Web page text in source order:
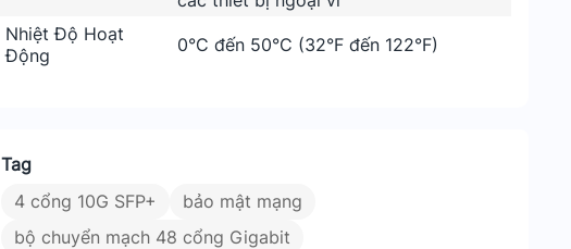
Nhiệt Độ Hoạt
Động
0°C đến 50°C (32°F đến 122°F)
Tag
4 cổng 10G SFP+
bảo mật mạng
bộ chuyển mạch 48 cổng Gigabit